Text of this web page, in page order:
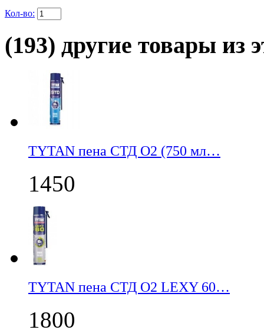
Кол-во:
(193) другие товары из
TYTAN пена СТД О2 (750 мл…
1450
TYTAN пена СТД О2 LEXY 60…
1800